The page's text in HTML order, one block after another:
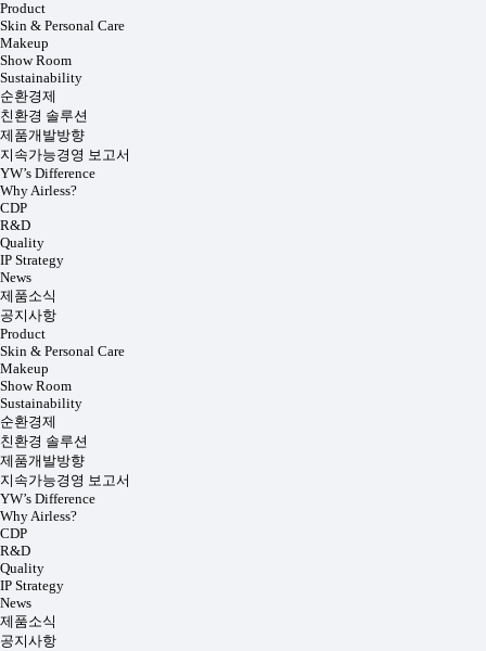
Product
Skin & Personal Care
Makeup
Show Room
Sustainability
순환경제
친환경 솔루션
제품개발방향
지속가능경영 보고서
YW’s Difference
Why Airless?
CDP
R&D
Quality
IP Strategy
News
제품소식
공지사항
Product
Skin & Personal Care
Makeup
Show Room
Sustainability
순환경제
친환경 솔루션
제품개발방향
지속가능경영 보고서
YW’s Difference
Why Airless?
CDP
R&D
Quality
IP Strategy
News
제품소식
공지사항